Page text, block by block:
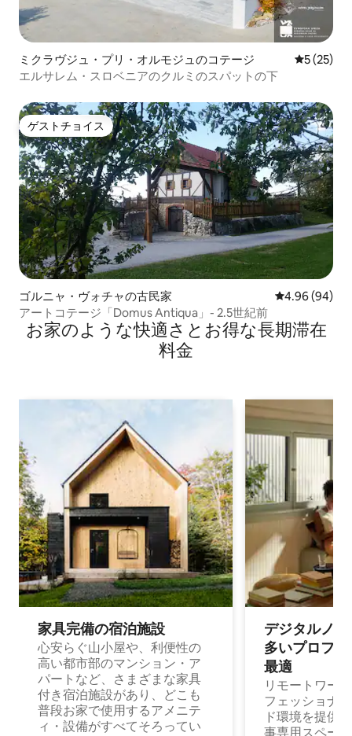
ミクラヴジュ・プリ・オルモジュのコテージ レビュー
5 (25)
エルサレム・スロベニアのクルミのスパットの下
ゲストチョイス
ゲストチョイス
ゴルニャ・ヴォチャの古民家 レビュー94件
4.96 (94)
アートコテージ「Domus Antiqua」- 2.5世紀前
お家のような快⁠適⁠さ⁠とお⁠得⁠な長⁠期⁠滞⁠在
料⁠金
家具完備の宿⁠泊⁠施⁠設
心安らぐ山小屋や、利便性の
高い都市部のマンション・ア
パートなど、さまざまな家具
付き宿泊施設があり、どこも
普段お家で使用するアメニテ
ィ・設備がすべてそろってい
デジタルノ
多⁠いプ⁠ロ⁠フ⁠
最⁠適
リモートワー
フェッショナ
ド環境を提供
事専用スペー